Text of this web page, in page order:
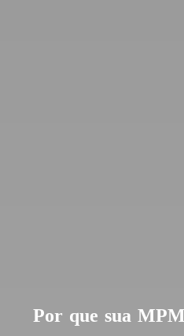
Por que sua